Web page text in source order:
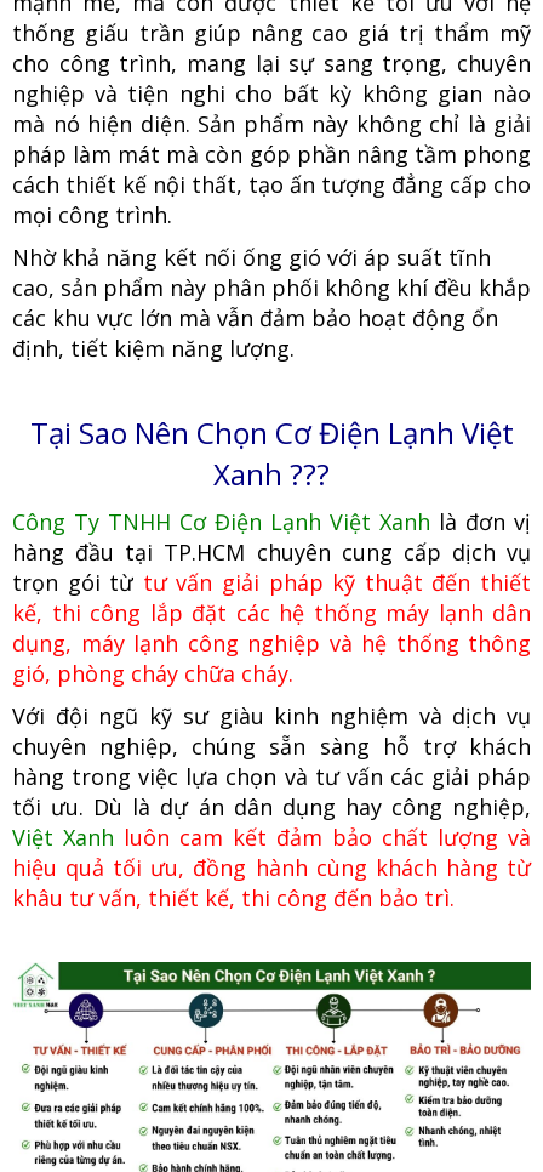
thống giấu trần giúp nâng cao giá trị thẩm mỹ
cho công trình, mang lại sự sang trọng, chuyên
nghiệp và tiện nghi cho bất kỳ không gian nào
mà nó hiện diện. Sản phẩm này không chỉ là giải
pháp làm mát mà còn góp phần nâng tầm phong
cách thiết kế nội thất, tạo ấn tượng đẳng cấp cho
mọi công trình.
Nhờ khả năng kết nối ống gió với áp suất tĩnh
cao, sản phẩm này phân phối không khí đều khắp
các khu vực lớn mà vẫn đảm bảo hoạt động ổn
định, tiết kiệm năng lượng.
Tại Sao Nên Chọn Cơ Điện Lạnh Việt
Xanh ???
Công Ty TNHH Cơ Điện Lạnh Việt Xanh là đơn vị
hàng đầu tại TP.HCM chuyên cung cấp dịch vụ
trọn gói từ tư vấn giải pháp kỹ thuật đến thiết
kế, thi công lắp đặt các hệ thống máy lạnh dân
dụng, máy lạnh công nghiệp và hệ thống thông
gió, phòng cháy chữa cháy.
Với đội ngũ kỹ sư giàu kinh nghiệm và dịch vụ
chuyên nghiệp, chúng sẵn sàng hỗ trợ khách
hàng trong việc lựa chọn và tư vấn các giải pháp
tối ưu. Dù là dự án dân dụng hay công nghiệp,
Việt Xanh luôn cam kết đảm bảo chất lượng và
hiệu quả tối ưu, đồng hành cùng khách hàng từ
khâu tư vấn, thiết kế, thi công đến bảo trì.